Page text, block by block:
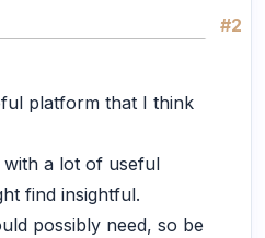
#2
platform that I think
with a lot of useful
find insightful.
possibly need, so be